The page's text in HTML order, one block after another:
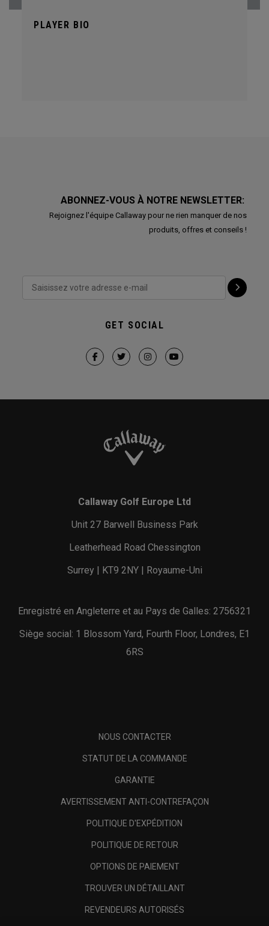
PLAYER BIO
ABONNEZ-VOUS À NOTRE NEWSLETTER:
Rejoignez l'équipe Callaway pour ne rien manquer de nos
produits, offres et conseils !
GET SOCIAL
Callaway Golf Europe Ltd
Unit 27 Barwell Business Park
Leatherhead Road Chessington
Surrey | KT9 2NY | Royaume-Uni
Enregistré en Angleterre et au Pays de Galles: 2756321
Siège social: 1 Blossom Yard, Fourth Floor, Londres, E1
6RS
NOUS CONTACTER
STATUT DE LA COMMANDE
GARANTIE
AVERTISSEMENT ANTI-CONTREFAÇON
POLITIQUE D'EXPÉDITION
POLITIQUE DE RETOUR
OPTIONS DE PAIEMENT
TROUVER UN DÉTAILLANT
REVENDEURS AUTORISÉS